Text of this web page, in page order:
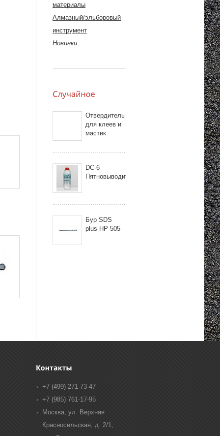
материалы
Алмазный/эльборовый
инструмент
Новинки
Отвердитель
для клеев и
мастик
DC-6
Пятновыводитель
Бур SDS
plus HP 505
+7 (499) 271-73-47
+7 (985) 761-17-95
Москва, ул. Верхняя
Красносельская, д. 2/1,